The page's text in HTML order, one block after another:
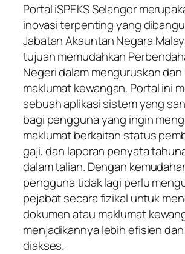
Portal iSPEKS Selangor
inovasi terpenting yang
Jabatan Akauntan Negara
tujuan memudahkan
Negeri dalam menguruskan
maklumat kewangan. Portal ini
sebuah aplikasi sistem yang
bagi pengguna yang ingin
maklumat berkaitan status
gaji, dan laporan penyata
dalam talian. Dengan
pengguna tidak lagi perlu
pejabat secara fizikal untuk
dokumen atau maklumat
menjadikannya lebih efisien
diakses.